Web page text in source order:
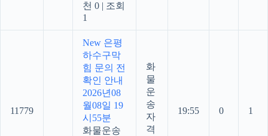
천 0 | 조회
1
11779
New 은평
하수구막
힘 문의 전
확인 안내
2026년08
월08일 19
시55분
화물운송
화
물
운
송
자
격
19:55 0 1